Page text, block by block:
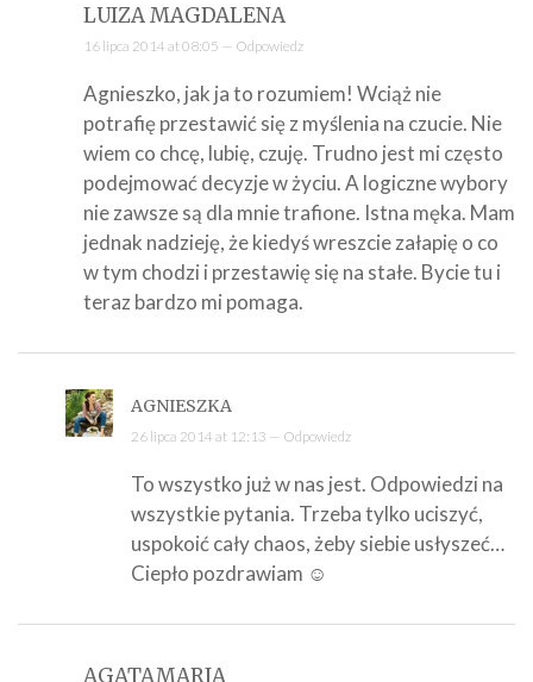
LUIZA MAGDALENA
16 lipca 2014 at 08:05 — Odpowiedz
Agnieszko, jak ja to rozumiem! Wciąż nie
potrafię przestawić się z myślenia na czucie. Nie
wiem co chcę, lubię, czuję. Trudno jest mi często
podejmować decyzje w życiu. A logiczne wybory
nie zawsze są dla mnie trafione. Istna męka. Mam
jednak nadzieję, że kiedyś wreszcie załapię o co
w tym chodzi i przestawię się na stałe. Bycie tu i
teraz bardzo mi pomaga.
AGNIESZKA
26 lipca 2014 at 12:13 — Odpowiedz
To wszystko już w nas jest. Odpowiedzi na
wszystkie pytania. Trzeba tylko uciszyć,
uspokoić cały chaos, żeby siebie usłyszeć…
Ciepło pozdrawiam ☺
AGATAMARIA